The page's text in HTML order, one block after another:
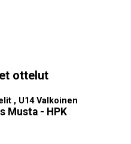
ottelut
, U14 Valkoinen
Musta - HPK